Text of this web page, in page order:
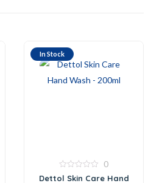
In Stock
0
0
Dettol Skin Care Hand